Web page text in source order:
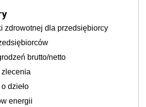
zdrowotnej dla przedsiębiorcy
brutto/netto
dzieło
energii